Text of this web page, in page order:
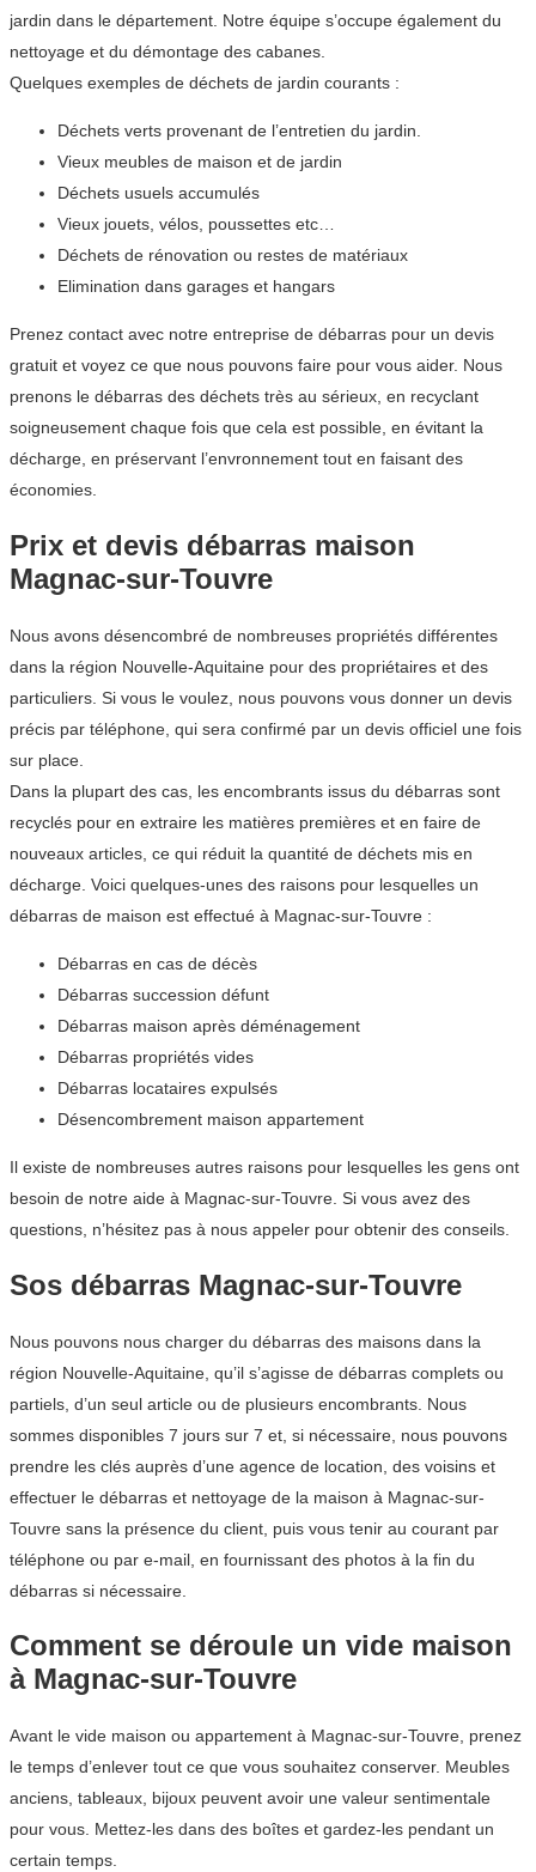
jardin dans le département. Notre équipe s’occupe également du
nettoyage et du démontage des cabanes.
Quelques exemples de déchets de jardin courants :
Déchets verts provenant de l’entretien du jardin.
Vieux meubles de maison et de jardin
Déchets usuels accumulés
Vieux jouets, vélos, poussettes etc…
Déchets de rénovation ou restes de matériaux
Elimination dans garages et hangars
Prenez contact avec notre entreprise de débarras pour un devis
gratuit et voyez ce que nous pouvons faire pour vous aider. Nous
prenons le débarras des déchets très au sérieux, en recyclant
soigneusement chaque fois que cela est possible, en évitant la
décharge, en préservant l’envronnement tout en faisant des
économies.
Prix et devis débarras maison
Magnac-sur-Touvre
Nous avons désencombré de nombreuses propriétés différentes
dans la région Nouvelle-Aquitaine pour des propriétaires et des
particuliers. Si vous le voulez, nous pouvons vous donner un devis
précis par téléphone, qui sera confirmé par un devis officiel une fois
sur place.
Dans la plupart des cas, les encombrants issus du débarras sont
recyclés pour en extraire les matières premières et en faire de
nouveaux articles, ce qui réduit la quantité de déchets mis en
décharge. Voici quelques-unes des raisons pour lesquelles un
débarras de maison est effectué à Magnac-sur-Touvre :
Débarras en cas de décès
Débarras succession défunt
Débarras maison après déménagement
Débarras propriétés vides
Débarras locataires expulsés
Désencombrement maison appartement
Il existe de nombreuses autres raisons pour lesquelles les gens ont
besoin de notre aide à Magnac-sur-Touvre. Si vous avez des
questions, n’hésitez pas à nous appeler pour obtenir des conseils.
Sos débarras Magnac-sur-Touvre
Nous pouvons nous charger du débarras des maisons dans la
région Nouvelle-Aquitaine, qu’il s’agisse de débarras complets ou
partiels, d’un seul article ou de plusieurs encombrants. Nous
sommes disponibles 7 jours sur 7 et, si nécessaire, nous pouvons
prendre les clés auprès d’une agence de location, des voisins et
effectuer le débarras et nettoyage de la maison à Magnac-sur-
Touvre sans la présence du client, puis vous tenir au courant par
téléphone ou par e-mail, en fournissant des photos à la fin du
débarras si nécessaire.
Comment se déroule un vide maison
à Magnac-sur-Touvre
Avant le vide maison ou appartement à Magnac-sur-Touvre, prenez
le temps d’enlever tout ce que vous souhaitez conserver. Meubles
anciens, tableaux, bijoux peuvent avoir une valeur sentimentale
pour vous. Mettez-les dans des boîtes et gardez-les pendant un
certain temps.